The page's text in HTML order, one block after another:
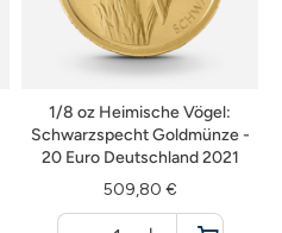
1/8 oz Heimische Vögel:
Schwarzspecht Goldmünze -
20 Euro Deutschland 2021
509,80 €